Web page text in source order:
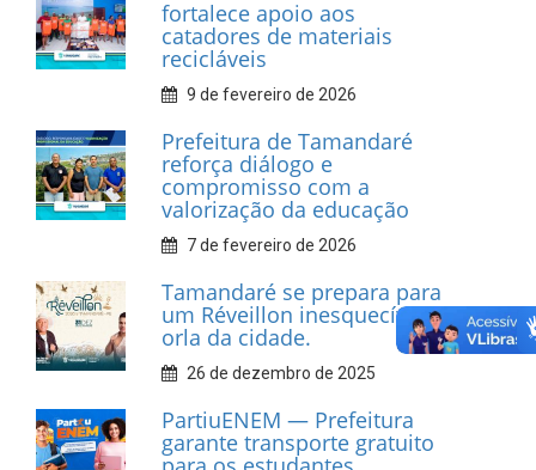
INFORMATIVOS
Prefeitura de Tamandaré
realiza entrega de placas à
Associação dos Taxistas Rota
Car Service
10 de fevereiro de 2026
Dia do Frevo: patrimônio
cultural em movimento
9 de fevereiro de 2026
Prefeitura de Tamandaré
fortalece apoio aos
catadores de materiais
recicláveis